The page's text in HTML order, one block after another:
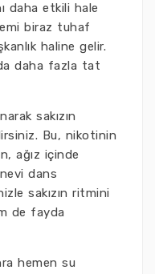
daha etkili hale
biraz tuhaf
haline gelir.
daha fazla tat
sakızın
Bu, nikotinin
ağız içinde
dans
sakızın ritmini
de fayda
hemen su